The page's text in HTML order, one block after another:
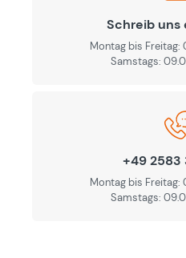
Schreib uns
Montag bis
Samstags:
+49
Montag bis
Samstags: